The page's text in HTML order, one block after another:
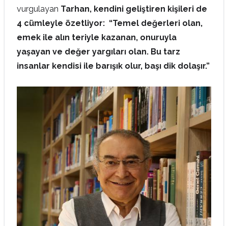
vurgulayan Tarhan, kendini geliştiren kişileri de
4 cümleyle özetliyor: “Temel değerleri olan,
emek ile alın teriyle kazanan, onuruyla
yaşayan ve değer yargıları olan. Bu tarz
insanlar kendisi ile barışık olur, başı dik dolaşır.”